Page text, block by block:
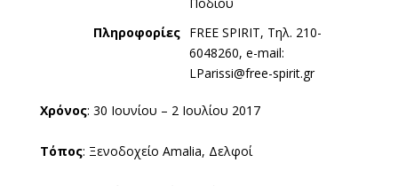
Πληροφορίες FREE SPIRIT, Τηλ. 210-
6048260, e-mail:
LParissi@free-spirit.gr
Χρόνος: 30 Ιουνίου – 2 Ιουλίου 2017
Τόπος: Ξενοδοχείο Amalia, Δελφοί